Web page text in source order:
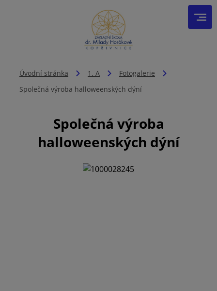
Úvodní stránka 1. A
Fotogalerie
Společná výroba halloweenských dýní
Společná výroba
halloweenských dýní